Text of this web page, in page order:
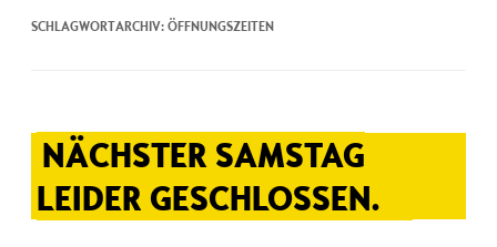
SCHLAGWORTARCHIV:ÖFFNUNGSZEITEN
NÄCHSTER SAMSTAG
LEIDER GESCHLOSSEN.